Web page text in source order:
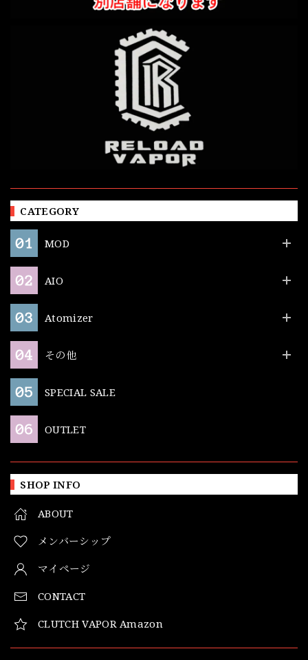
CATEGORY
MOD
AIO
Atomizer
その他
SPECIAL SALE
OUTLET
SHOP INFO
ABOUT
メンバーシップ
マイページ
CONTACT
CLUTCH VAPOR Amazon